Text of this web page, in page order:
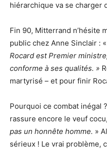
hiérarchique va se charger
Fin 90, Mitterrand n’hésite
public chez Anne Sinclair : «
Rocard est Premier
conforme à ses qualités. »
martyrisé – et pour finir
Pourquoi ce combat inégal
rassure encore le veuf cocu,
pas un honnête homme. »
sérieux ! Le vrai problème,